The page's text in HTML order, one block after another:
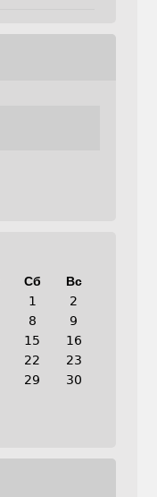
Сб
Вс
1
2
8
9
15
16
22
23
29
30